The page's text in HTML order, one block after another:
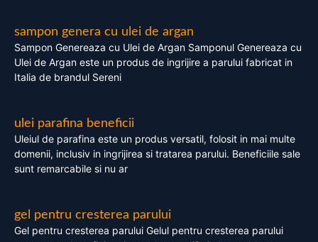
sampon genera cu ulei de argan
Sampon Genereaza cu Ulei de Argan Samponul Genereaza cu
Ulei de Argan este un produs de ingrijire a parului fabricat in
Italia de brandul Sereni
ulei parafina beneficii
Uleiul de parafina este un produs versatil, folosit in mai multe
domenii, inclusiv in ingrijirea si tratarea parului. Beneficiile sale
sunt remarcabile si nu ar
gel pentru cresterea parului
Gel pentru cresterea parului Gelul pentru cresterea parului